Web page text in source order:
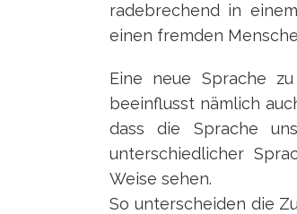
radebrechend in
einen fremden
Eine neue Sprache
beeinflusst nämlich
dass die Sprache
unterschiedlicher
Weise sehen.
So unterscheiden die